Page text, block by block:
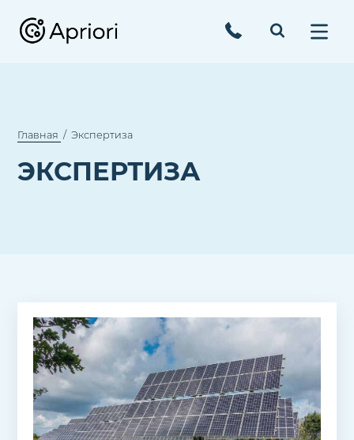
Главная Экспертиза
ЭКСПЕРТИЗА